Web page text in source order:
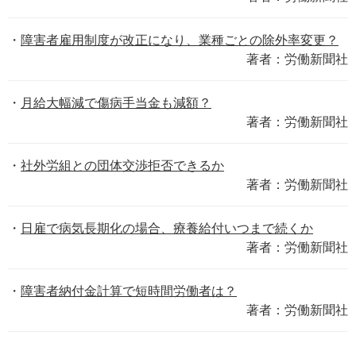
障害者雇用制度が改正になり、業種ごとの除外率変更？
著者：労働新聞社
月給大幅減で傷病手当金も減額？
著者：労働新聞社
社外労組との団体交渉拒否できるか
著者：労働新聞社
日雇で病気長期化の場合、療養給付いつまで続くか
著者：労働新聞社
障害者納付金計算で短時間労働者は？
著者：労働新聞社